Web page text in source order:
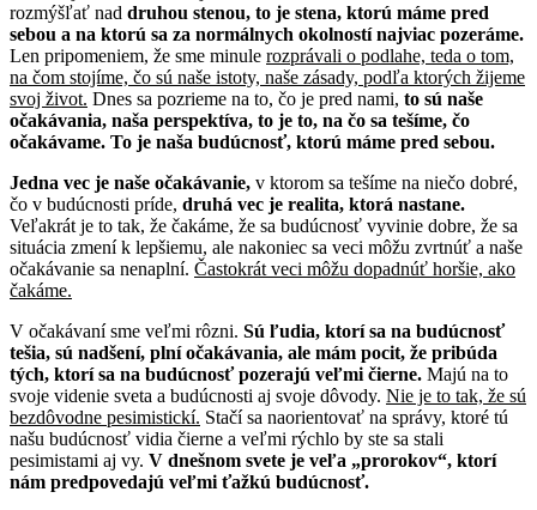
rozmýšľať nad druhou stenou, to je stena, ktorú máme pred
sebou a na ktorú sa za normálnych okolností najviac pozeráme.
Len pripomeniem, že sme minule rozprávali o podlahe, teda o tom,
na čom stojíme, čo sú naše istoty, naše zásady, podľa ktorých žijeme
svoj život. Dnes sa pozrieme na to, čo je pred nami, to sú naše
očakávania, naša perspektíva, to je to, na čo sa tešíme, čo
očakávame. To je naša budúcnosť, ktorú máme pred sebou.
Jedna vec je naše očakávanie, v ktorom sa tešíme na niečo dobré,
čo v budúcnosti príde, druhá vec je realita, ktorá nastane.
Veľakrát je to tak, že čakáme, že sa budúcnosť vyvinie dobre, že sa
situácia zmení k lepšiemu, ale nakoniec sa veci môžu zvrtnúť a naše
očakávanie sa nenaplní. Častokrát veci môžu dopadnúť horšie, ako
čakáme.
V očakávaní sme veľmi rôzni. Sú ľudia, ktorí sa na budúcnosť
tešia, sú nadšení, plní očakávania, ale mám pocit, že pribúda
tých, ktorí sa na budúcnosť pozerajú veľmi čierne. Majú na to
svoje videnie sveta a budúcnosti aj svoje dôvody. Nie je to tak, že sú
bezdôvodne pesimistickí. Stačí sa naorientovať na správy, ktoré tú
našu budúcnosť vidia čierne a veľmi rýchlo by ste sa stali
pesimistami aj vy. V dnešnom svete je veľa „prorokov“, ktorí
nám predpovedajú veľmi ťažkú budúcnosť.